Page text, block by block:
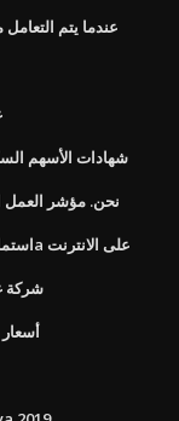
عندما يتم
شهادات الأسهم
نحن. مؤشر العمل
استمارة ضريبة الدخل شكل 16a على الانترنت
شركة
أسعار